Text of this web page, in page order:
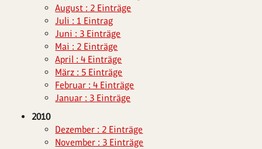
August : 2 Einträge
Juli : 1 Eintrag
Juni : 3 Einträge
Mai : 2 Einträge
April : 4 Einträge
März : 5 Einträge
Februar : 4 Einträge
Januar : 3 Einträge
2010
Dezember : 2 Einträge
November : 3 Einträge